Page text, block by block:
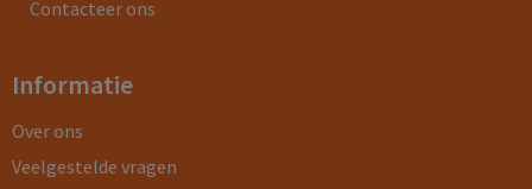
Contacteer ons
Informatie
Over ons
Veelgestelde vragen